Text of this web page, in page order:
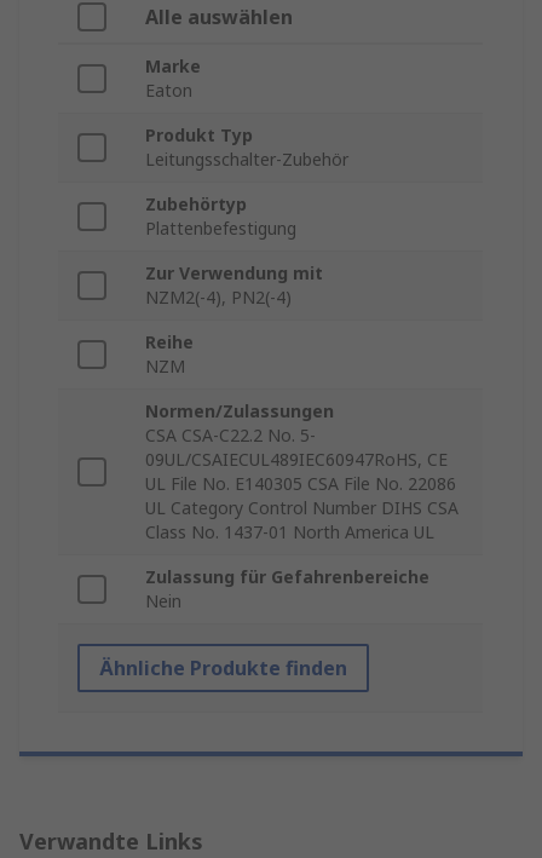
Alle auswählen
Marke
Eaton
Produkt Typ
Leitungsschalter-Zubehör
Zubehörtyp
Plattenbefestigung
Zur Verwendung mit
NZM2(-4), PN2(-4)
Reihe
NZM
Normen/Zulassungen
CSA CSA-C22.2 No. 5-
09UL/CSAIECUL489IEC60947RoHS, CE
UL File No. E140305 CSA File No. 22086
UL Category Control Number DIHS CSA
Class No. 1437-01 North America UL
Zulassung für Gefahrenbereiche
Nein
Ähnliche Produkte finden
Verwandte Links